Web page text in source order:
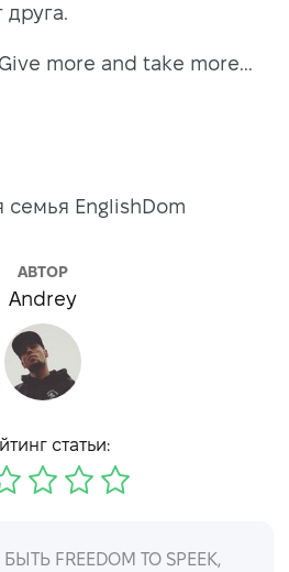
more and take more...
EnglishDom
АВТОР
Andrey
статьи:
FREEDOM TO SPEEK,